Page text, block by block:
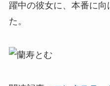
躍中の彼女に、本番に
た。